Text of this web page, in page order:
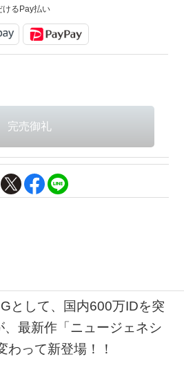
けるPay払い
として、国内600万IDを突
最新作「ニュージェネシ
わって新登場！！